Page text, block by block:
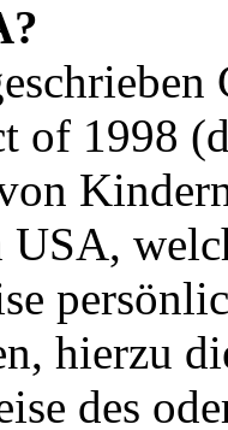
of 1998
USA,
hierzu
des